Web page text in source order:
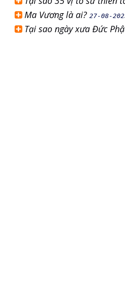
Ma Vương là ai? 27-08-
Tại sao ngày xưa Đức